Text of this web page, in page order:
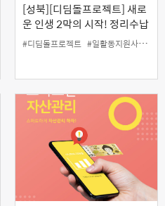
#서민금융진흥원 #일활동지원사업
[성북][디딤돌프로젝트] 새로
운 인생 2막의 시작! 정리수납
2급 자격증반
#디딤돌프로젝트 #일활동지원사업